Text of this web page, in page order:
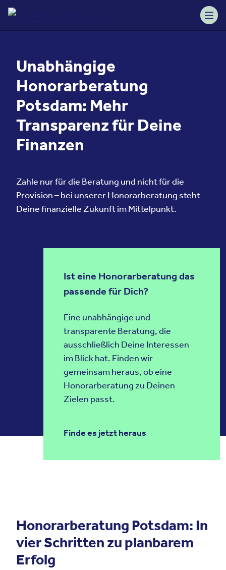
Skip to content
Unabhängige
Honorarberatung
Potsdam: Mehr
Transparenz für Deine
Finanzen
Zahle nur für die Beratung und nicht für die
Provision – bei unserer Honorarberatung steht
Deine finanzielle Zukunft im Mittelpunkt.
Ist eine Honorarberatung das
passende für Dich?
Eine unabhängige und
transparente Beratung, die
ausschließlich Deine Interessen
im Blick hat. Finden wir
gemeinsam heraus, ob eine
Honorarberatung zu Deinen
Zielen passt.
Finde es jetzt heraus
Honorarberatung Potsdam: In
vier Schritten zu planbarem
Erfolg